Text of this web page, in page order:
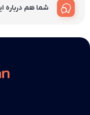
شما هم درباره